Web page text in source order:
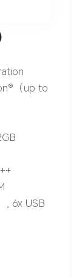
（up to
, 6x USB